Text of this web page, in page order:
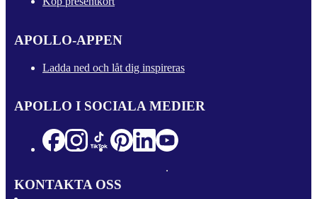
APOLLO-APPEN
Ladda ned och låt dig inspireras
APOLLO I SOCIALA MEDIER
KONTAKTA OSS